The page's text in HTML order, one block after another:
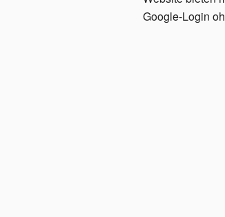
Google-Login